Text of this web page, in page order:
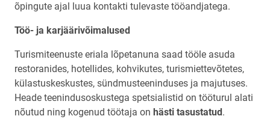
õpingute ajal luua kontakti tulevaste tööandjatega.
Töö- ja karjäärivõimalused
Turismiteenuste eriala lõpetanuna saad tööle asuda
restoranides, hotellides, kohvikutes, turismiettevõtetes,
külastuskeskustes, sündmusteeninduses ja majutuses.
Heade teenindusoskustega spetsialistid on tööturul alati
nõutud ning kogenud töötaja on hästi tasustatud.